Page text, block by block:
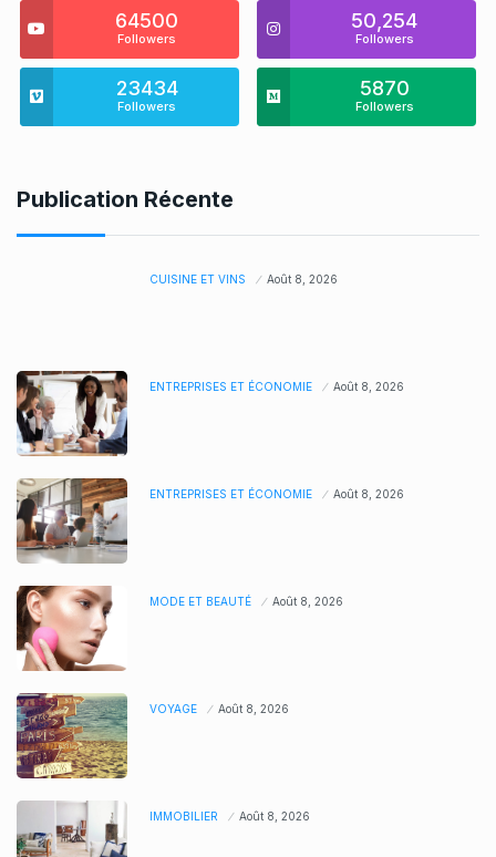
64500
Followers
50,254
Followers
23434
Followers
5870
Followers
Publication Récente
CUISINE ET VINS Août 8, 2026
ENTREPRISES ET ÉCONOMIE Août 8, 2026
ENTREPRISES ET ÉCONOMIE Août 8, 2026
MODE ET BEAUTÉ Août 8, 2026
VOYAGE Août 8, 2026
IMMOBILIER Août 8, 2026